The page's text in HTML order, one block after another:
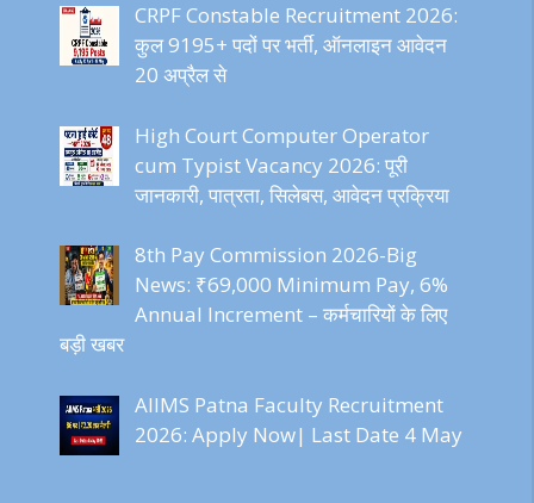
CRPF Constable Recruitment 2026:
कुल 9195+ पदों पर भर्ती, ऑनलाइन आवेदन
20 अप्रैल से
High Court Computer Operator
cum Typist Vacancy 2026: पूरी
जानकारी, पात्रता, सिलेबस, आवेदन प्रक्रिया
8th Pay Commission 2026-Big
News: ₹69,000 Minimum Pay, 6%
Annual Increment – कर्मचारियों के लिए
बड़ी खबर
AIIMS Patna Faculty Recruitment
2026: Apply Now| Last Date 4 May